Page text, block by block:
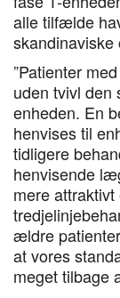
alle tilfælde
”Patienter
uden tvivl den
enheden. En
henvises til
tidligere
henvisende
mere
ældre
at vores
meget tilbage